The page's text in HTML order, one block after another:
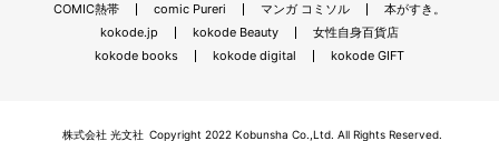
COMIC熱帯
comic Pureri マンガ コミソル
本がすき。
kokode.jp
kokode Beauty
女性自身百貨店
kokode books
kokode digital kokode GIFT
株式会社 光文社 Copyright 2022 Kobunsha Co.,Ltd. All Rights Reserved.